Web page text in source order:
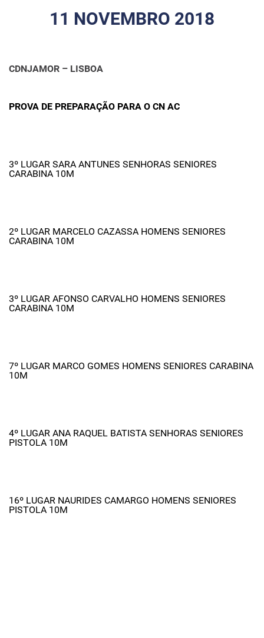
11 NOVEMBRO 2018
CDNJAMOR – LISBOA
PROVA DE PREPARAÇÃO PARA O CN AC
3º LUGAR SARA ANTUNES SENHORAS SENIORES
CARABINA 10M
2º LUGAR MARCELO CAZASSA HOMENS SENIORES
CARABINA 10M
3º LUGAR AFONSO CARVALHO HOMENS SENIORES
CARABINA 10M
7º LUGAR MARCO GOMES HOMENS SENIORES CARABINA
10M
4º LUGAR ANA RAQUEL BATISTA SENHORAS SENIORES
PISTOLA 10M
16º LUGAR NAURIDES CAMARGO HOMENS SENIORES
PISTOLA 10M